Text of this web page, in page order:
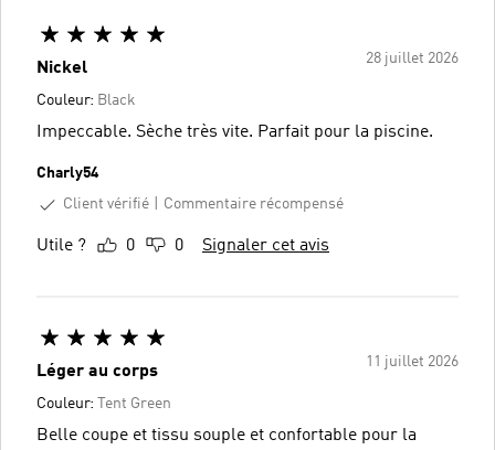
28 juillet 2026
Nickel
Couleur: Black
Impeccable. Sèche très vite. Parfait pour la piscine.
Charly54
Client vérifié
Commentaire récompensé
Utile ? 0 0 Signaler cet avis
11 juillet 2026
Léger au corps
Couleur: Tent Green
Belle coupe et tissu souple et confortable pour la